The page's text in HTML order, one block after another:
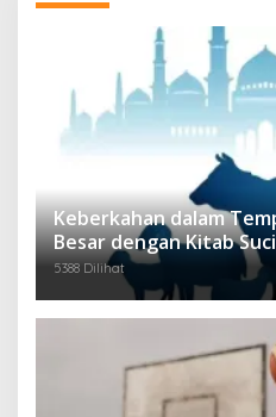
Keberkahan dalam
Besar dengan Kitab
5388 Dilihat